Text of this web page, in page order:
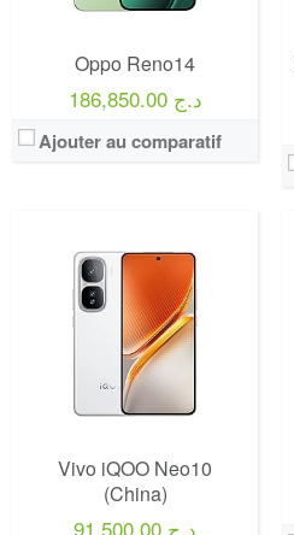
Oppo Reno14
186,850.00 د.ج
Ajouter au comparatif
Vivo iQOO Neo10
(China)
91,500.00 د.ج